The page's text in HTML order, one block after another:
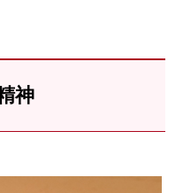
神